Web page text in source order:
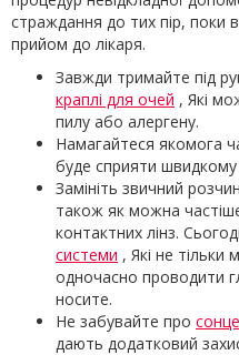
страждання до тих пір, поки
прийом до лікаря.
Завжди тримайте під
краплі для очей , Які
пилу або алергену.
Намагайтеся якомога
буде сприяти швидкому
Замініть звичний
також як можна
контактних лінз.
системи , Які не тільки
одночасно проводити
носите.
Не забувайте про
дають додатковий